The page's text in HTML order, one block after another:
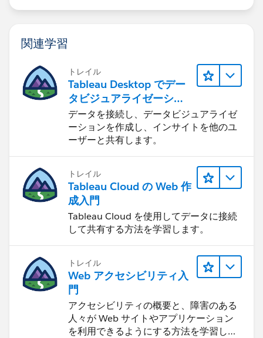
関連学習
トレイル
Tableau Desktop でデー
タビジュアライゼーショ
ンをはじめる
データを接続し、データビジュアライゼ
ーションを作成し、インサイトを他のユ
ーザーと共有します。
トレイル
Tableau Cloud の Web 作
成入門
Tableau Cloud を使用してデータに接続
して共有する方法を学習します。
トレイル
Web アクセシビリティ入
門
アクセシビリティの概要と、障害のある
人々が Web サイトやアプリケーション
を利用できるようにする方法を学習しま